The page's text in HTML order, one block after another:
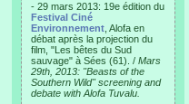
- 29 mars 2013: 19e édition du
Festival Ciné
Environnement , Alofa en
débat après la projection du
film, "Les bêtes du Sud
sauvage" à Sées (61). / Mars
29th, 2013: "Beasts of the
Southern Wild" screening and
debate with Alofa Tuvalu.